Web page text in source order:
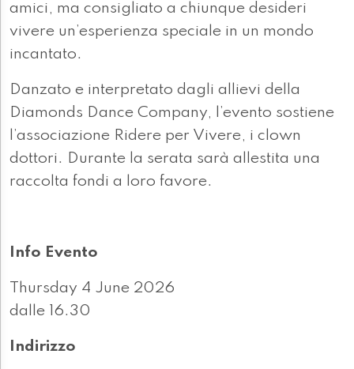
amici, ma consigliato a chiunque desideri
vivere un’esperienza speciale in un mondo
incantato.
Danzato e interpretato dagli allievi della
Diamonds Dance Company, l’evento sostiene
l’associazione Ridere per Vivere, i clown
dottori. Durante la serata sarà allestita una
raccolta fondi a loro favore.
Info Evento
Thursday 4 June 2026
dalle 16.30
Indirizzo